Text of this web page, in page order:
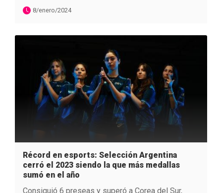
8/enero/2024
Récord en esports: Selección Argentina
cerró el 2023 siendo la que más medallas
sumó en el año
Consiguió 6 preseas y superó a Corea del Sur,